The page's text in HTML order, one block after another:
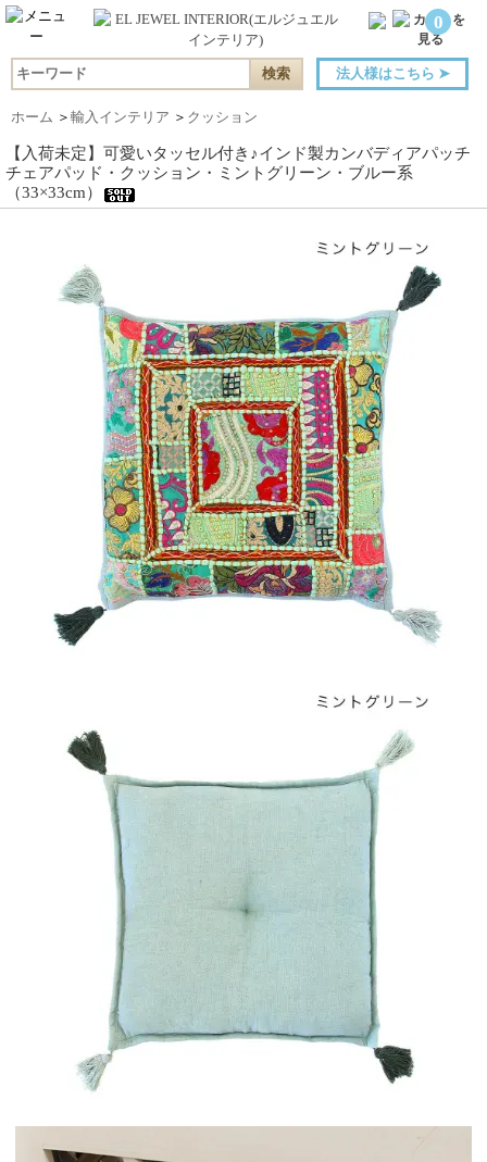
0
法人様はこちら ➤
ホーム ＞ 輸入インテリア ＞ クッション
【入荷未定】可愛いタッセル付き♪インド製カンバディアパッチ
チェアパッド・クッション・ミントグリーン・ブルー系
（33×33cm）